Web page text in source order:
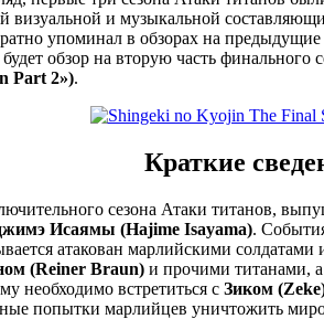
и музыкальной
упоминал в обзорах на
обзор на вторую часть финального
Part 2»).
Краткие
сезона Атаки титанов,
Исаямы (Hajime Isayama).
атакован марлийскими солдатами
(Reiner Braun) и прочими титанами,
необходимо встретиться с Зиком
попытки марлийцев уничтожить